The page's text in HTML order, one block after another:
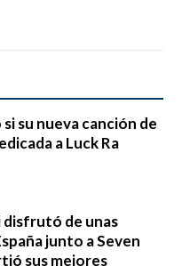
su nueva canción de
a Luck Ra
disfrutó de unas
junto a Seven
sus mejores